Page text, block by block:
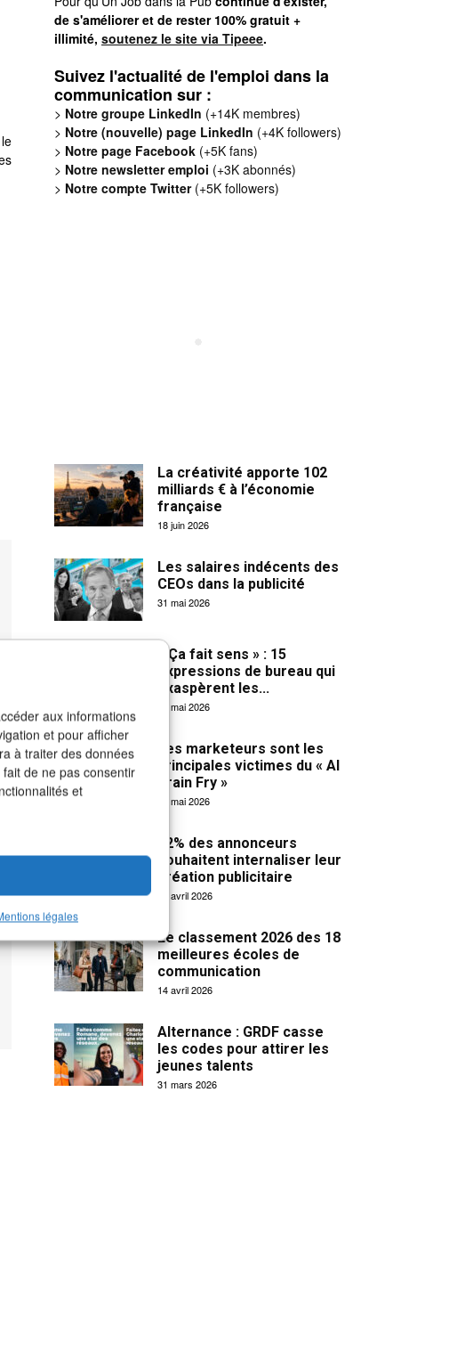
aux informations
et pour afficher
à traiter des données
de ne pas consentir
et
légales
de s'améliorer et de rester 100% gratuit +
illimité, soutenez le site via Tipeee.
Suivez l'actualité de l'emploi dans la
communication sur :
> Notre groupe LinkedIn (+14K membres)
> Notre (nouvelle) page LinkedIn (+4K followers)
> Notre page Facebook (+5K fans)
> Notre newsletter emploi (+3K abonnés)
> Notre compte Twitter(+5K followers)
La créativité apporte 102
milliards € à l’économie
française
18 juin 2026
Les salaires indécents des
CEOs dans la publicité
31 mai 2026
« Ça fait sens » : 15
expressions de bureau qui
exaspèrent les...
27 mai 2026
Les marketeurs sont les
principales victimes du « AI
Brain Fry »
19 mai 2026
32% des annonceurs
souhaitent internaliser leur
création publicitaire
15 avril 2026
Le classement 2026 des 18
meilleures écoles de
communication
14 avril 2026
Alternance : GRDF casse
les codes pour attirer les
jeunes talents
31 mars 2026